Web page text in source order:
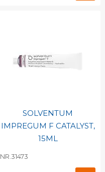
SOLVENTUM
IMPREGUM F CATALYST,
15ML
NR.31473